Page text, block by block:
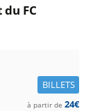
FC
BILLETS
à partir de 24€